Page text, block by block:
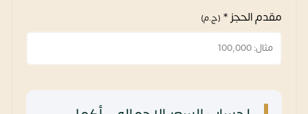
مقدم الحجز * (ج.م)